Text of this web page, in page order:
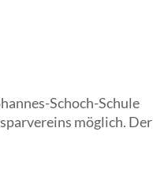
Schoch-Schule
möglich. Der